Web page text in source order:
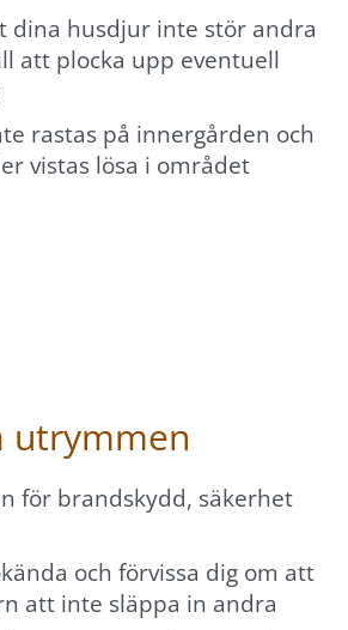
dina husdjur inte stör andra
att plocka upp eventuell
rastas på innergården och
vistas lösa i området
utrymmen
för brandskydd, säkerhet
och förvissa dig om att
att inte släppa in andra